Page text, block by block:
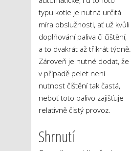
typu kotle je nutná určitá
míra obslužnosti, ať už kvůli
doplňování paliva či čištění,
a to dvakrát až třikrát týdně.
Zároveň je nutné dodat, že
v případě pelet není
nutnost čištění tak častá,
neboť toto palivo zajišťuje
relativně čistý provoz.
Shrnutí